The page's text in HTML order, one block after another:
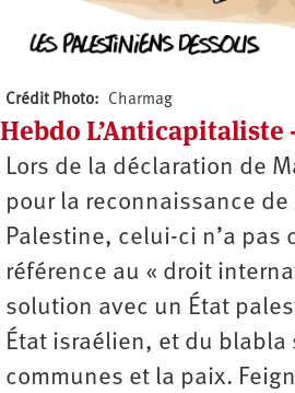
Crédit Photo Charmag
Hebdo L’Anticapitaliste
Lors de la déclaration de
pour la reconnaissance de
Palestine, celui-ci n’a pas
référence au « droit
solution avec un État
État israélien, et du blabla
communes et la paix.